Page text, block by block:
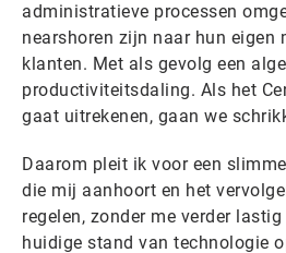
administratieve processen
nearshoren zijn naar hun eigen
klanten. Met als gevolg een
productiviteitsdaling. Als het
gaat uitrekenen, gaan we
Daarom pleit ik voor een
die mij aanhoort en het
regelen, zonder me verder
huidige stand van technologie